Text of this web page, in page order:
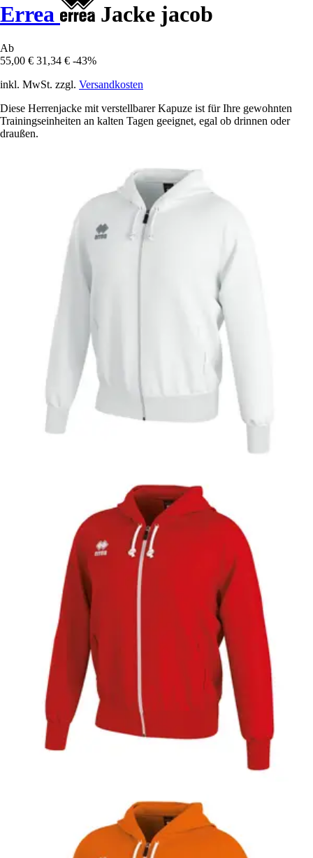
Errea Jacke jacob
Ab
55,00 € 31,34 € -43%
inkl. MwSt. zzgl. Versandkosten
Diese Herrenjacke mit verstellbarer Kapuze ist für Ihre gewohnten
Trainingseinheiten an kalten Tagen geeignet, egal ob drinnen oder
draußen.